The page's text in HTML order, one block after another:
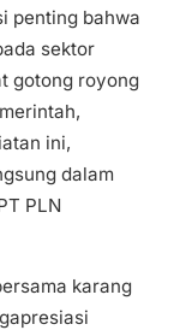
penting bahwa
sektor
gotong royong
ini,
dalam
PLN
karang